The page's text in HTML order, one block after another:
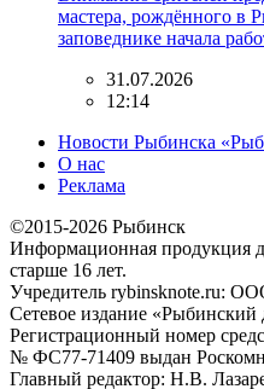
мастера, рождённого в
заповеднике начала
31.07.2026
12:14
Новости Рыбинска
О нас
Реклама
©2015-2026 Рыбинск
Информационная продукция
старше 16 лет.
Учредитель rybinsknote.ru:
Сетевое издание «Рыбинский
Регистрационный номер
№ ФС77-71409 выдан
Главный редактор: Н.В.